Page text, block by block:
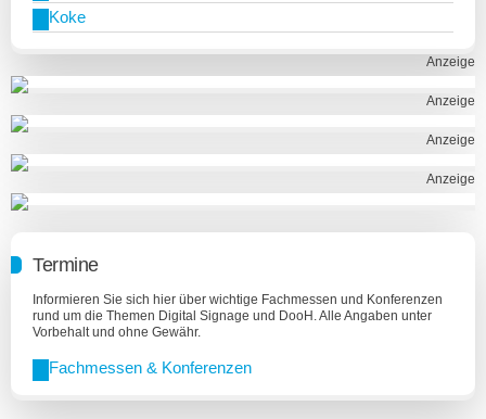
Koke
Anzeige
Anzeige
Anzeige
Anzeige
Termine
Informieren Sie sich hier über wichtige Fachmessen und Konferenzen
rund um die Themen Digital Signage und DooH. Alle Angaben unter
Vorbehalt und ohne Gewähr.
Fachmessen & Konferenzen